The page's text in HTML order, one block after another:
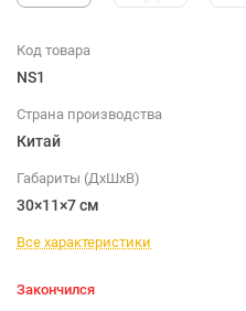
Код товара
NS1
Страна производства
Китай
Габариты (ДхШхВ)
30×11×7 см
Все характеристики
Закончился